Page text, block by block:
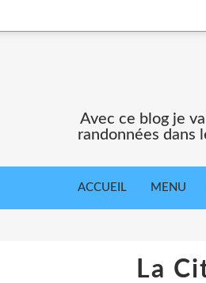
Avec ce blog je
randonnées dans
ACCUEIL MENU
La